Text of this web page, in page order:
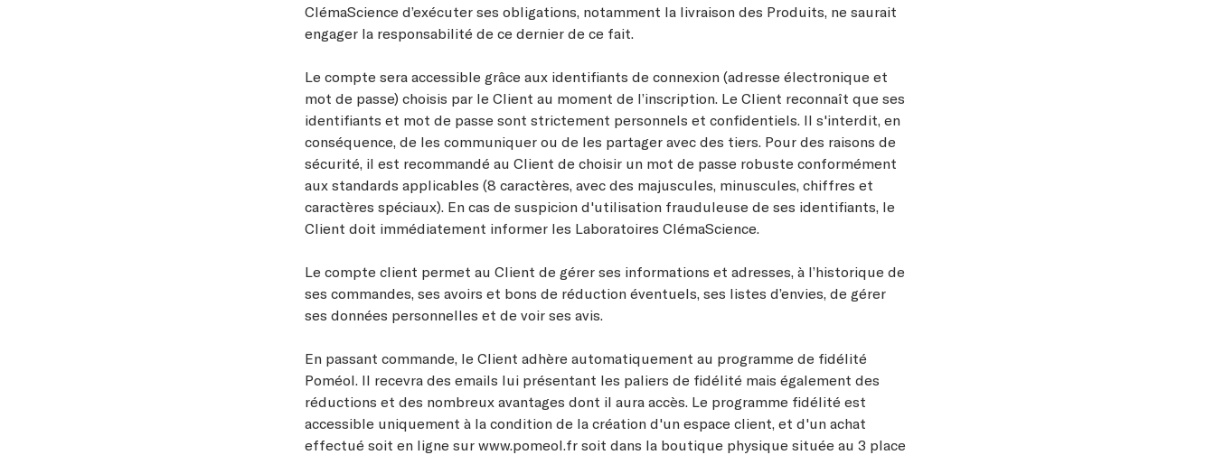
ClémaScience d’exécuter ses obligations, notamment la livraison des Produits, ne saurait
engager la responsabilité de ce dernier de ce fait.
Le compte sera accessible grâce aux identifiants de connexion (adresse électronique et
mot de passe) choisis par le Client au moment de l’inscription. Le Client reconnaît que ses
identifiants et mot de passe sont strictement personnels et confidentiels. Il s'interdit, en
conséquence, de les communiquer ou de les partager avec des tiers. Pour des raisons de
sécurité, il est recommandé au Client de choisir un mot de passe robuste conformément
aux standards applicables (8 caractères, avec des majuscules, minuscules, chiffres et
caractères spéciaux). En cas de suspicion d'utilisation frauduleuse de ses identifiants, le
Client doit immédiatement informer les Laboratoires ClémaScience.
Le compte client permet au Client de gérer ses informations et adresses, à l’historique de
ses commandes, ses avoirs et bons de réduction éventuels, ses listes d’envies, de gérer
ses données personnelles et de voir ses avis.
En passant commande, le Client adhère automatiquement au programme de fidélité
Poméol. Il recevra des emails lui présentant les paliers de fidélité mais également des
réductions et des nombreux avantages dont il aura accès. Le programme fidélité est
accessible uniquement à la condition de la création d'un espace client, et d'un achat
effectué soit en ligne sur www.pomeol.fr soit dans la boutique physique située au 3 place